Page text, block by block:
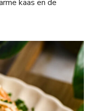
kaas en de